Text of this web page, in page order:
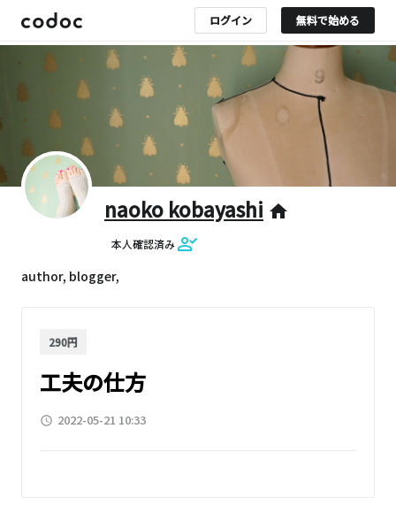
ログイン 無料で始める
naoko kobayashi home
本人確認済み
author, blogger,
290円
工夫の仕方
access_time 2022-05-21 10:33